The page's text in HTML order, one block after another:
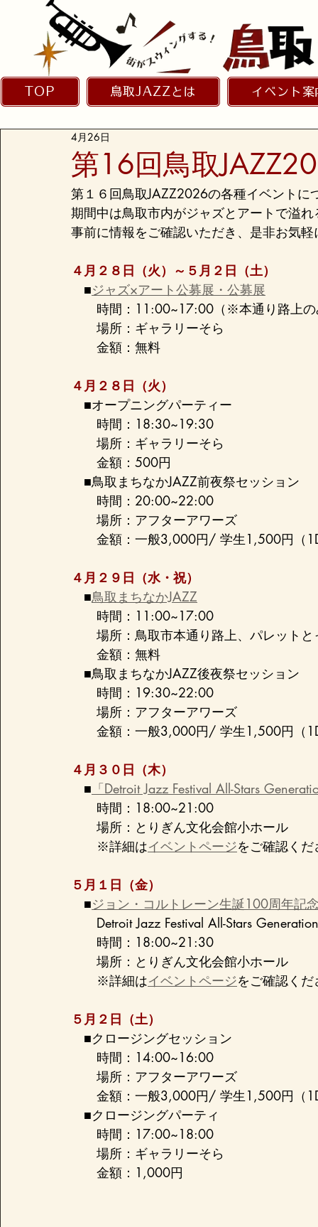
TOP 鳥取JAZZとは イベント案
第16回鳥取
4月26日
第１６回鳥取JAZZ2026の各種イベントに
期間中は鳥取市内がジャズとアートで溢
事前に情報をご確認いただき、是非お気
４月２８日（火）～５月２日（土）
■ジャズ×アート公募展・公募展
時間：11:00~17:00（※本通り路上の
場所：ギャラリーそら
金額：無料
４月２８日（火）
■オープニングパーティー
時間：18:30~19:30
場所：ギャラリーそら
金額：500円
■鳥取まちなかJAZZ前夜祭セッション
時間：20:00~22:00
場所：アフターアワーズ
金額：一般3,000円/ 学生1,500円（
４月２９日（水・祝）
■鳥取まちなかJAZZ
時間：11:00~17:00
場所：鳥取市本通り路上、パレットと
金額：無料
■鳥取まちなかJAZZ後夜祭セッション
時間：19:30~22:00
場所：アフターアワーズ
金額：一般3,000円/ 学生1,500円（
４月３０日（木）
■ 「Detroit Jazz Festival All-Stars
時間：18:00~21:00
場所：とりぎん文化会館小ホール
※詳細はイベントページをご確認くだ
５月１日（金）
■ジョン・コルトレーン生誕100周年記
Detroit Jazz Festival All-Stars
時間：18:00~21:30
場所：とりぎん文化会館小ホール
※詳細はイベントページをご確認くだ
５月２日（土）
■クロージングセッション
時間：14:00~16:00
場所：アフターアワーズ
金額：一般3,000円/ 学生1,500円（
■クロージングパーティ
時間：17:00~18:00
場所：ギャラリーそら
金額：1,000円